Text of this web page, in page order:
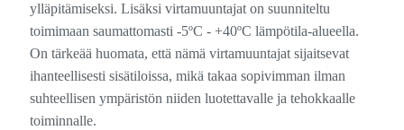
ylläpitämiseksi. Lisäksi virtamuuntajat on suunniteltu
toimimaan saumattomasti -5ºC - +40ºC lämpötila-alueella.
On tärkeää huomata, että nämä virtamuuntajat sijaitsevat
ihanteellisesti sisätiloissa, mikä takaa sopivimman ilman
suhteellisen ympäristön niiden luotettavalle ja tehokkaalle
toiminnalle.